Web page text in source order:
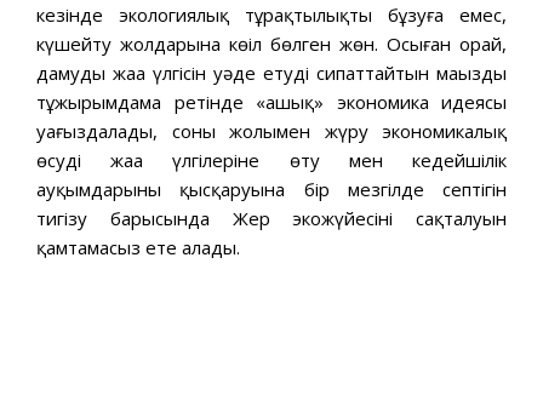
кезінде экологиялық тұрақтылықты бұзуға емес,
күшейту жолдарына көңіл бөлген жөн. Осыған орай,
дамудың жаңа үлгісін уәде етуді сипаттайтын маңызды
тұжырымдама ретінде «ашық» экономика идеясы
уағыздалады, соның жолымен жүру экономикалық
өсудің жаңа үлгілеріне өту мен кедейшілік
ауқымдарының қысқаруына бір мезгілде септігін
тигізу барысында Жер экожүйесінің сақталуын
қамтамасыз ете алады.